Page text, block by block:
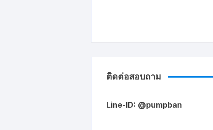
ติดต่อสอบถาม
Line-ID: @pumpban